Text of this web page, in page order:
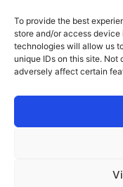
To provide the best
store and/or access
technologies will allow us
unique IDs on this site.
adversely affect certain
©